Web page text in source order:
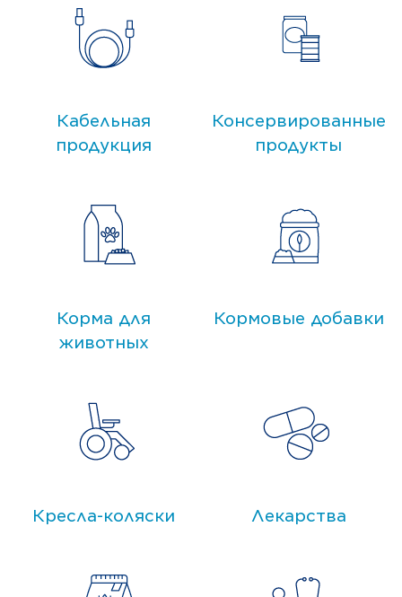
Кабельная
продукция
Консервированные
продукты
Корма для
животных
Кормовые добавки
Кресла-коляски Лекарства